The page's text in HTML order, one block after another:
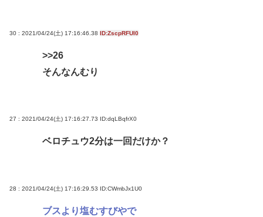
30 : 2021/04/24(土) 17:16:46.38 ID:ZscpRFUI0
>>26
そんなんむり
27 : 2021/04/24(土) 17:16:27.73 ID:dqLBqfrX0
ベロチュウ2分は一回だけか？
28 : 2021/04/24(土) 17:16:29.53 ID:CWmbJx1U0
ブスより塩むすびやで